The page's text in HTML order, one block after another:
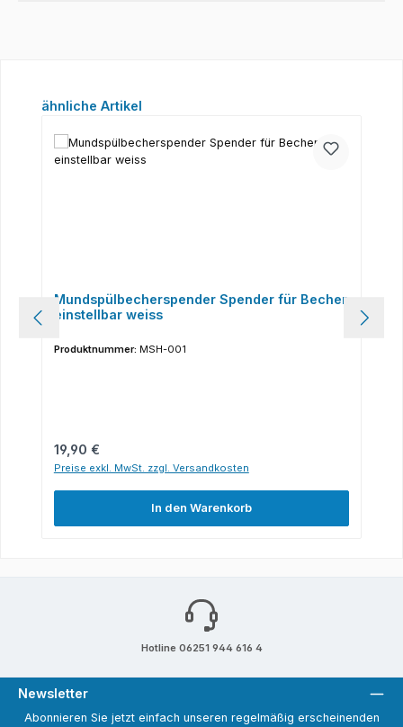
Produktgalerie überspringen
ähnliche Artikel
Mundspülbecherspender Spender für Becher
einstellbar weiss
Produktnummer: MSH-001
Regulärer Preis:
19,90 €
Preise exkl. MwSt. zzgl. Versandkosten
In den Warenkorb
Hotline 06251 944 616 4
Newsletter
Abonnieren Sie jetzt einfach unseren regelmäßig erscheinenden